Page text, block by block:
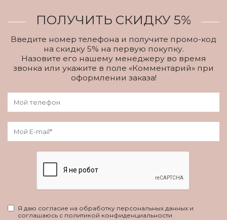
ПОЛУЧИТЬ СКИДКУ 5%
Введите номер телефона и получите промо-код
на скидку 5% на первую покупку.
Назовите его нашему менеджеру во время
звонка или укажите в поле «Комментарий» при
оформлении заказа!
Я даю согласие на обработку персональных данных и
соглашаюсь с политикой конфиденциальности